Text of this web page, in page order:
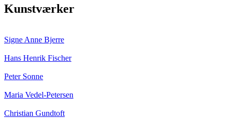
Kunstværker
Signe Anne Bjerre
Hans Henrik Fischer
Peter Sonne
Maria Vedel-Petersen
Christian Gundtoft